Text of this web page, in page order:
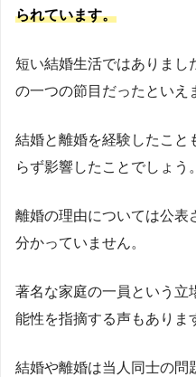
られています。
短い結婚生活ではありまし
の一つの節目だったといえ
結婚と離婚を経験したこと
らず影響したことでしょう。
離婚の理由については公表
分かっていません。
著名な家庭の一員という立
能性を指摘する声もありま
結婚や離婚は当人同士の問